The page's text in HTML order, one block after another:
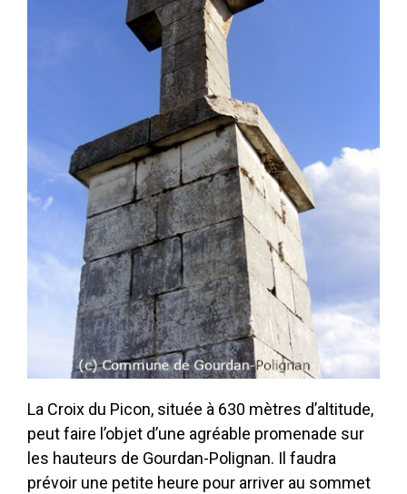
La Croix du Picon, située à 630 mètres d’altitude,
peut faire l’objet d’une agréable promenade sur
les hauteurs de Gourdan-Polignan. Il faudra
prévoir une petite heure pour arriver au sommet